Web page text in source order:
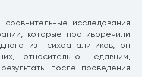
исследования
которые противоречили
из психоаналитиков, он
относительно недавним,
после проведения